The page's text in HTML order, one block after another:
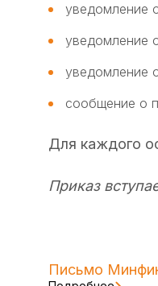
уведомление
уведомление
уведомление
сообщение о
Для каждого
Приказ
Письмо